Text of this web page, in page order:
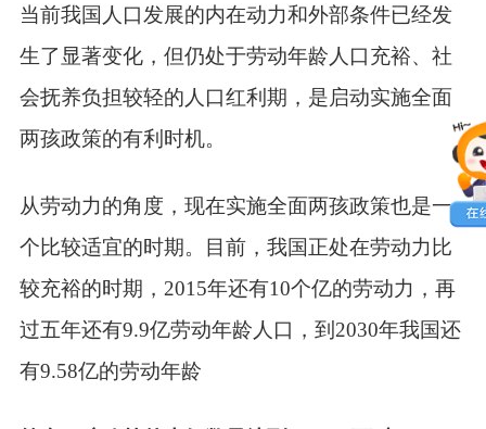
当前我国人口发展的内在动力和外部条件已经发
生了显著变化，但仍处于劳动年龄人口充裕、社
会抚养负担较轻的人口红利期，是启动实施全面
两孩政策的有利时机。
从劳动力的角度，现在实施全面两孩政策也是一
个比较适宜的时期。目前，我国正处在劳动力比
较充裕的时期，2015年还有10个亿的劳动力，再
过五年还有9.9亿劳动年龄人口，到2030年我国还
有9.58亿的劳动年龄